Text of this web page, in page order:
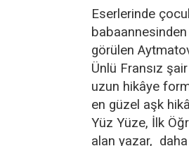
Eserlerinde
görülen
Ünlü Fransız
uzun hikâye
en güzel aşk
Yüz Yüze, İlk
alan yazar, daha